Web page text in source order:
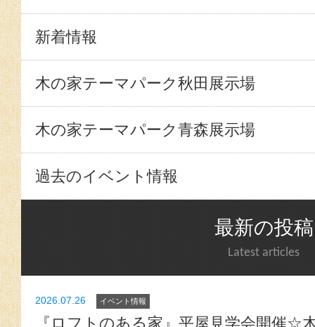
新着情報
木の家テーマパーク秋田展示場
木の家テーマパーク青森展示場
過去のイベント情報
最新の投稿
Latest articles
2026.07.26 イベント情報
『ロフトのある家』平屋見学会開催☆